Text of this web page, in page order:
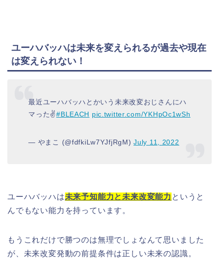
ユーハバッハは未来を変えられるが過去や現在
は変えられない！
最近ユーハバッハとかいう未来改変おじさんにハ
マった✌️#BLEACH pic.twitter.com/YKHpOc1wSh
— やまこ (@fdfkiLw7YJfjRgM)July 11, 2022
ユーハバッハは未来予知能力と未来改変能力 というと
んでもない能力を持っています。
もうこれだけで勝つのは無理でしょなんて思いました
が、未来改変発動の前提条件は正しい未来の認識。